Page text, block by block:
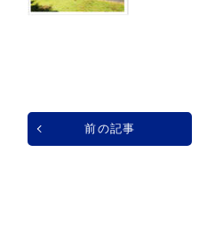
前の記事